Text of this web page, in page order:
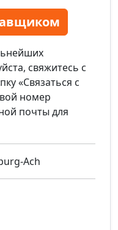
свяжитесь с
«Связаться с
номер
почты для
Ach